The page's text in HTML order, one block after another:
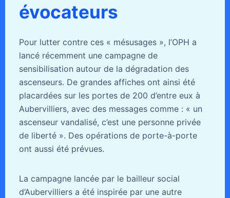
évocateurs
Pour lutter contre ces « mésusages », l’OPH a
lancé récemment une campagne de
sensibilisation autour de la dégradation des
ascenseurs. De grandes affiches ont ainsi été
placardées sur les portes de 200 d’entre eux à
Aubervilliers, avec des messages comme : « un
ascenseur vandalisé, c’est une personne privée
de liberté ». Des opérations de porte-à-porte
ont aussi été prévues.
La campagne lancée par le bailleur social
d’Aubervilliers a été inspirée par une autre